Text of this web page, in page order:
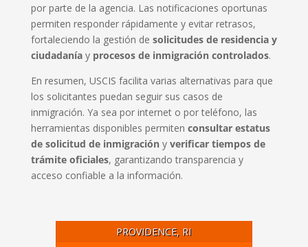
por parte de la agencia. Las notificaciones oportunas
permiten responder rápidamente y evitar retrasos,
fortaleciendo la gestión de solicitudes de residencia y
ciudadaníay procesos de inmigración controlados.
En resumen, USCIS facilita varias alternativas para que
los solicitantes puedan seguir sus casos de
inmigración. Ya sea por internet o por teléfono, las
herramientas disponibles permiten consultar estatus
de solicitud de inmigración y verificar tiempos de
trámite oficiales, garantizando transparencia y
acceso confiable a la información.
PROVIDENCE, RI